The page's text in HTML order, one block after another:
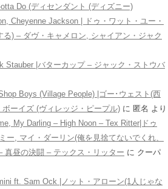
Do (ディセンダント (ディズニー)
Cheyenne Jackson | ドゥ・ワット・ユー・
) – ダヴ・キャメロン, シャイアン・ジャク
Stauber |バターカップ – ジャック・ストウバ
Boys (Village People) |ゴー･ウェスト(西
ーイズ (ヴィレッジ・ピープル) に 匿名 より
My Darling – High Noon – Tex Ritter|ドゥ
ー, マイ・ダーリン(俺を見捨てないでくれ、
真昼の決闘 – テックス・リッター に クーパ
ft. Sam Ock |ノット・アローン(1人じゃな